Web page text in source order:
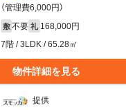
（管理費6,000円）
敷 不要 礼 168,000円
7階 / 3LDK / 65.28㎡
物件詳細を見る
提供